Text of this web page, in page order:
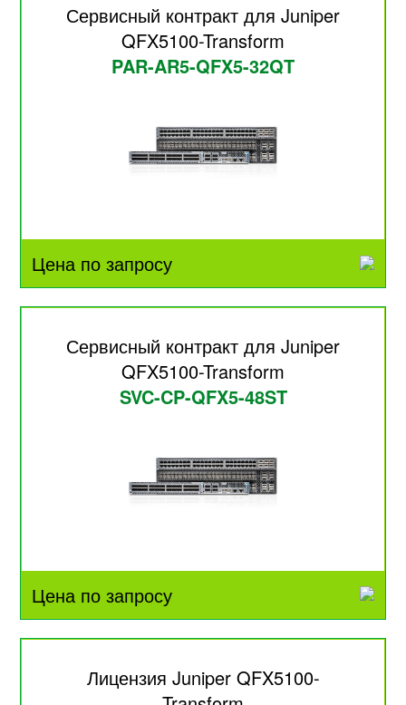
Сервисный контракт для Juniper
QFX5100-Transform
PAR-AR5-QFX5-32QT
Цена по запросу
Сервисный контракт для Juniper
QFX5100-Transform
SVC-CP-QFX5-48ST
Цена по запросу
Лицензия Juniper QFX5100-